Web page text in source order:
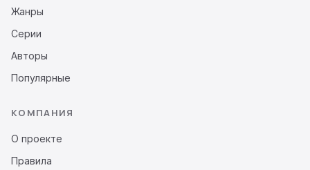
Жанры
Серии
Авторы
Популярные
КОМПАНИЯ
О проекте
Правила